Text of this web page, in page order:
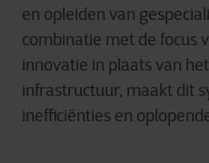
en opleidenvan
combinatie met de focus
innovatie in plaatsvan het
infrastructuur, maakt dit
inefficiënties en